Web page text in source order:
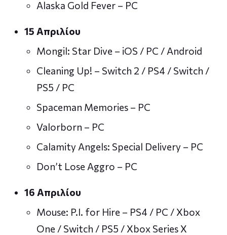
Alaska Gold Fever – PC
15 Απριλίου
Mongil: Star Dive – iOS / PC / Android
Cleaning Up! – Switch 2 / PS4 / Switch /
PS5 / PC
Spaceman Memories – PC
Valorborn – PC
Calamity Angels: Special Delivery – PC
Don’t Lose Aggro – PC
16 Απριλίου
Mouse: P.I. for Hire – PS4 / PC / Xbox
One / Switch / PS5 / Xbox Series X